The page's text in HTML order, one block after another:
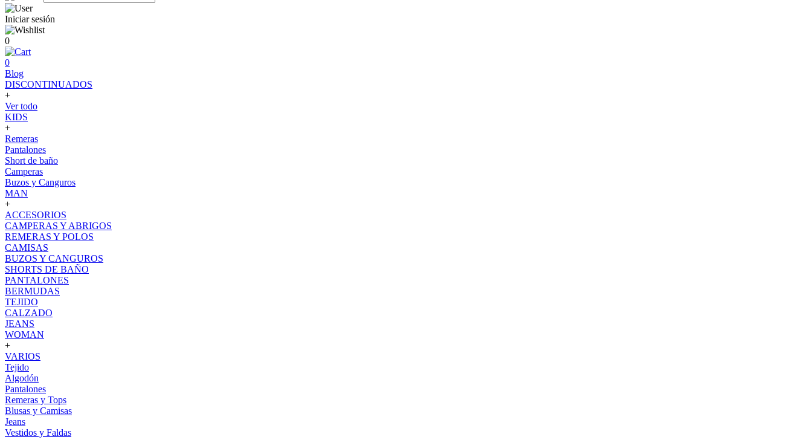
Iniciar sesión
0
0
Blog
DISCONTINUADOS
+
Ver todo
KIDS
+
Remeras
Pantalones
Short de baño
Camperas
Buzos y Canguros
MAN
+
ACCESORIOS
CAMPERAS Y ABRIGOS
REMERAS Y POLOS
CAMISAS
BUZOS Y CANGUROS
SHORTS DE BAÑO
PANTALONES
BERMUDAS
TEJIDO
CALZADO
JEANS
WOMAN
+
VARIOS
Tejido
Algodón
Pantalones
Remeras y Tops
Blusas y Camisas
Jeans
Vestidos y Faldas